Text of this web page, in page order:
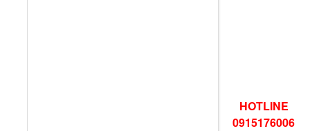
HOTLINE
0915176006